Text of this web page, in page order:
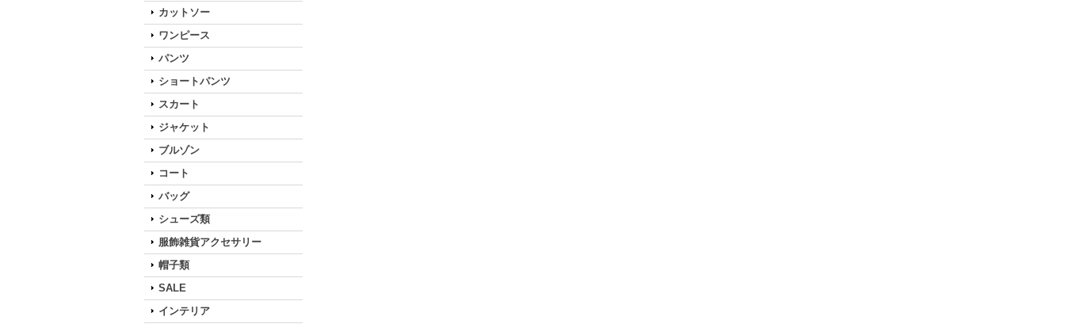
カットソー
ワンピース
パンツ
ショートパンツ
スカート
ジャケット
ブルゾン
コート
バッグ
シューズ類
服飾雑貨アクセサリー
帽子類
SALE
インテリア